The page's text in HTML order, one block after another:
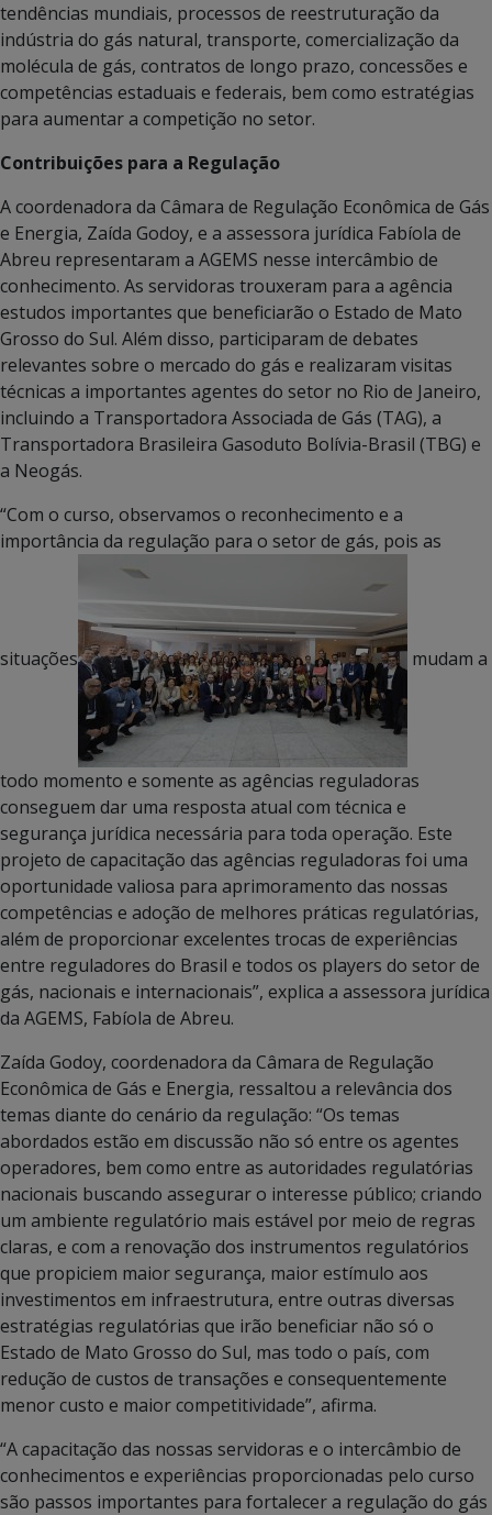
tendências mundiais, processos de reestruturação da
indústria do gás natural, transporte, comercialização da
molécula de gás, contratos de longo prazo, concessões e
competências estaduais e federais, bem como estratégias
para aumentar a competição no setor.
Contribuições para a Regulação
A coordenadora da Câmara de Regulação Econômica de Gás
e Energia, Zaída Godoy, e a assessora jurídica Fabíola de
Abreu representaram a AGEMS nesse intercâmbio de
conhecimento. As servidoras trouxeram para a agência
estudos importantes que beneficiarão o Estado de Mato
Grosso do Sul. Além disso, participaram de debates
relevantes sobre o mercado do gás e realizaram visitas
técnicas a importantes agentes do setor no Rio de Janeiro,
incluindo a Transportadora Associada de Gás (TAG), a
Transportadora Brasileira Gasoduto Bolívia-Brasil (TBG) e
a Neogás.
“Com o curso, observamos o reconhecimento e a
importância da regulação para o setor de gás, pois as
situações mudam a
todo momento e somente as agências reguladoras
conseguem dar uma resposta atual com técnica e
segurança jurídica necessária para toda operação. Este
projeto de capacitação das agências reguladoras foi uma
oportunidade valiosa para aprimoramento das nossas
competências e adoção de melhores práticas regulatórias,
além de proporcionar excelentes trocas de experiências
entre reguladores do Brasil e todos os players do setor de
gás, nacionais e internacionais”, explica a assessora jurídica
da AGEMS, Fabíola de Abreu.
Zaída Godoy, coordenadora da Câmara de Regulação
Econômica de Gás e Energia, ressaltou a relevância dos
temas diante do cenário da regulação: “Os temas
abordados estão em discussão não só entre os agentes
operadores, bem como entre as autoridades regulatórias
nacionais buscando assegurar o interesse público; criando
um ambiente regulatório mais estável por meio de regras
claras, e com a renovação dos instrumentos regulatórios
que propiciem maior segurança, maior estímulo aos
investimentos em infraestrutura, entre outras diversas
estratégias regulatórias que irão beneficiar não só o
Estado de Mato Grosso do Sul, mas todo o país, com
redução de custos de transações e consequentemente
menor custo e maior competitividade”, afirma.
“A capacitação das nossas servidoras e o intercâmbio de
conhecimentos e experiências proporcionadas pelo curso
são passos importantes para fortalecer a regulação do gás